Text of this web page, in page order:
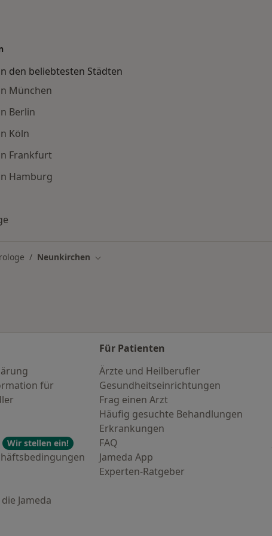
den beliebtesten Städten
München
Berlin
Köln
Frankfurt
Hamburg
Neunkirchen Stadt ändern
für
Wir stellen ein!
Jameda
Für Patienten
Ärzte und Heilberufler
Gesundheitseinrichtungen
Frag einen Arzt
Häufig gesuchte Behandlungen
Erkrankungen
FAQ
Jameda App
Experten-Ratgeber